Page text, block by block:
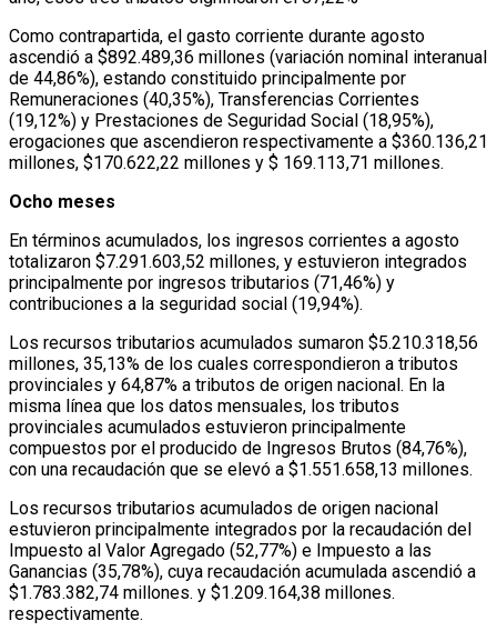
Como contrapartida, el gasto corriente durante agosto
ascendió a $892.489,36 millones (variación nominal interanual
de 44,86%), estando constituido principalmente por
Remuneraciones (40,35%), Transferencias Corrientes
(19,12%) y Prestaciones de Seguridad Social (18,95%),
erogaciones que ascendieron respectivamente a $360.136,21
millones, $170.622,22 millones y $ 169.113,71 millones.
Ocho meses
En términos acumulados, los ingresos corrientes a agosto
totalizaron $7.291.603,52 millones, y estuvieron integrados
principalmente por ingresos tributarios (71,46%) y
contribuciones a la seguridad social (19,94%).
Los recursos tributarios acumulados sumaron $5.210.318,56
millones, 35,13% de los cuales correspondieron a tributos
provinciales y 64,87% a tributos de origen nacional. En la
misma línea que los datos mensuales, los tributos
provinciales acumulados estuvieron principalmente
compuestos por el producido de Ingresos Brutos (84,76%),
con una recaudación que se elevó a $1.551.658,13 millones.
Los recursos tributarios acumulados de origen nacional
estuvieron principalmente integrados por la recaudación del
Impuesto al Valor Agregado (52,77%) e Impuesto a las
Ganancias (35,78%), cuya recaudación acumulada ascendió a
$1.783.382,74 millones. y $1.209.164,38 millones.
respectivamente.